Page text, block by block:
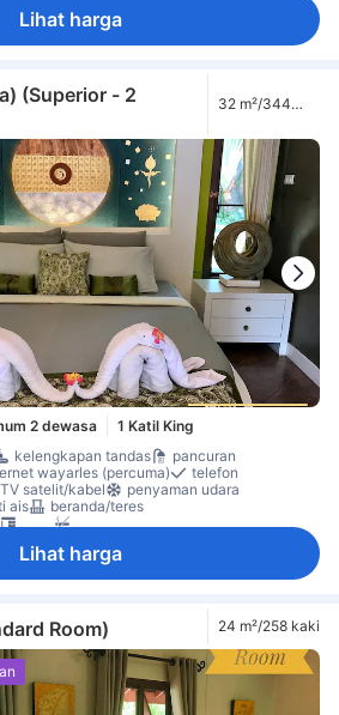
Lihat harga
(Superior - 2
32 m²/344
2 dewasa
1 Katil King
kelengkapan tandas
pancuran
wayarles (percuma)
telefon
TV satelit/kabel
penyaman udara
ais
beranda/teres
meja Bilik larangan merokok
Lihat harga
Room) 24 m²/258 kaki